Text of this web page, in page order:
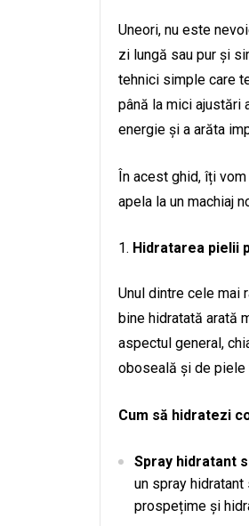
Uneori, nu este
zi lungă sau pur și
tehnici simple care
până la mici ajustări
energie și a arăta
În acest ghid, îți
apela la un machiaj
Hidratarea pielii
Unul dintre cele mai
bine hidratată arată
aspectul general,
oboseală și de piele
Cum să hidratezi
Spray hidratant
un spray
prospețime și